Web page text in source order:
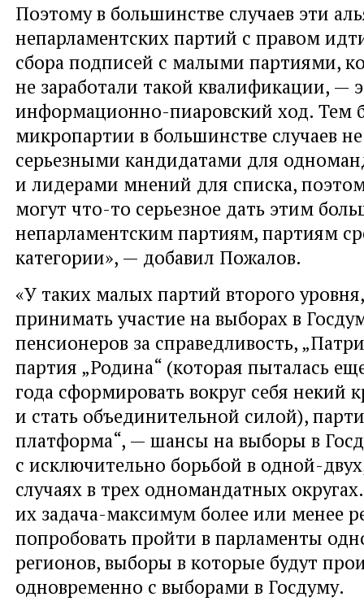
Поэтому в большинстве случаев эти
непарламентских партий с правом
сбора подписей с малыми партиями,
не заработали такой квалификации, —
информационно-пиаровский ход. Тем
микропартии в большинстве случаев
серьезными кандидатами для
и лидерами мнений для списка,
могут что-то серьезное дать этим
непарламентским партиям, партиям
категории», — добавил Пожалов.
«У таких малых партий второго
принимать участие на выборах в
пенсионеров за справедливость,
партия „Родина“ (которая пыталась
года сформировать вокруг себя некий
и стать объединительной силой),
платформа“, — шансы на выборы в
с исключительно борьбой в одной-
случаях в трех одномандатных
их задача-максимум более или менее
попробовать пройти в парламенты
регионов, выборы в которые будут
одновременно с выборами в Госдуму.